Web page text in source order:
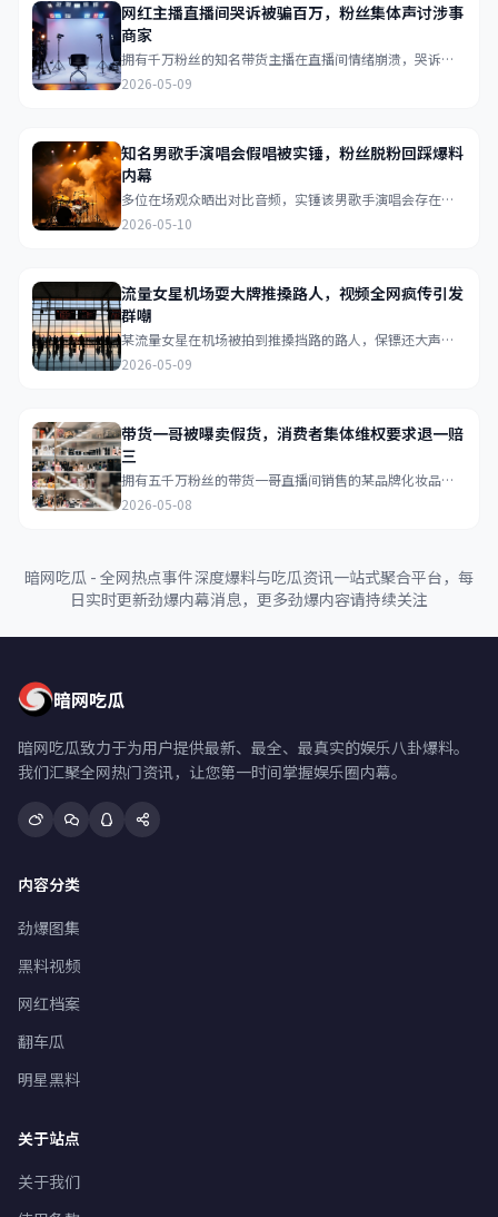
网红主播直播间哭诉被骗百万，粉丝集体声讨涉事
商家
拥有千万粉丝的知名带货主播在直播间情绪崩溃，哭诉被
合作商家骗取巨额保证金，粉丝在弹幕中集体刷起声讨口
号...
2026-05-09
知名男歌手演唱会假唱被实锤，粉丝脱粉回踩爆料
内幕
多位在场观众晒出对比音频，实锤该男歌手演唱会存在大
量假唱对口型行为，昔日粉丝脱粉后纷纷回踩爆料更多内
幕...
2026-05-10
流量女星机场耍大牌推搡路人，视频全网疯传引发
群嘲
某流量女星在机场被拍到推搡挡路的路人，保镖还大声呵
斥普通乘客，视频在网络疯传后引发网友群嘲...
2026-05-09
带货一哥被曝卖假货，消费者集体维权要求退一赔
三
拥有五千万粉丝的带货一哥直播间销售的某品牌化妆品被
检测出成分造假，已购买的消费者自发组织维权群要求退
一赔三...
2026-05-08
暗网吃瓜 - 全网热点事件深度爆料与吃瓜资讯一站式聚合平台，每
日实时更新劲爆内幕消息，更多劲爆内容请持续关注
暗网吃瓜
暗网吃瓜致力于为用户提供最新、最全、最真实的娱乐八卦爆料。
我们汇聚全网热门资讯，让您第一时间掌握娱乐圈内幕。
内容分类
劲爆图集
黑料视频
网红档案
翻车瓜
明星黑料
关于站点
关于我们